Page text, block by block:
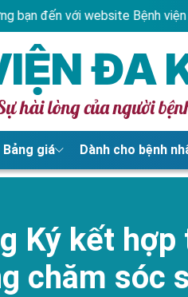
khoa Hà ĐôngĐịa chỉ: Số 2 Bế
ĐA
hài lòng của người
Bảng giá Dành cho bệnh
Ký kết
chăm sóc